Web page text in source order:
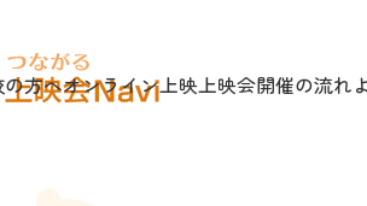
方へオンライン上映上映会開催の流れ